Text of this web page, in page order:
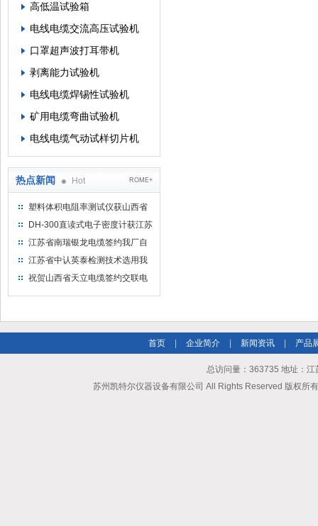
高低温试验箱
电线电缆交流高压试验机
口罩超声波打耳带机
剥离能力试验机
电线电缆焊锡性试验机
矿用电缆弯曲试验机
电线电缆气动试样切片机
热点新闻 Hot ROME+
塑料体积电阻率测试仪获山西省
水利机械厂选用
DH-300直读式电子密度计获江苏
省苏州市安信塑业选用
江苏省南瑞银龙电缆签约我厂自
然换气老化箱等电缆检测设备
江苏省中认英泰检测技术选用我
厂自然换气老化试验箱
祝贺山西省天立电缆签约交联电
首页 企业简介 新闻资讯 产品
总访问量：363735 地址：
苏州凯特尔仪器设备有限公司 All Rights Reserved 版权所